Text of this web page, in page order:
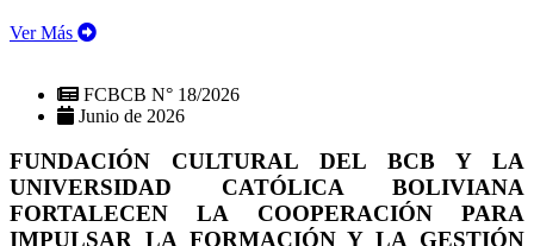
Ver Más
FCBCB N° 18/2026
Junio de 2026
FUNDACIÓN CULTURAL DEL BCB Y LA
UNIVERSIDAD CATÓLICA BOLIVIANA
FORTALECEN LA COOPERACIÓN PARA
IMPULSAR LA FORMACIÓN Y LA GESTIÓN